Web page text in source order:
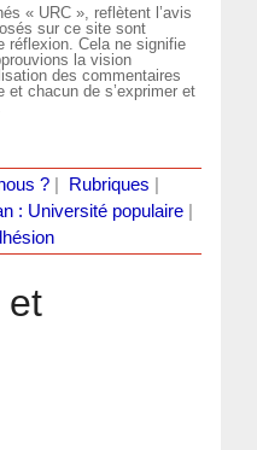
« URC », reflètent l’avis
sur ce site sont
réflexion. Cela ne signifie
la vision
des commentaires
et chacun de s’exprimer et
?| Rubriques
: Université populaire
et